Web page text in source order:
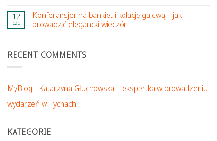
12
cze
Konferansjer na bankiet i kolację galową – jak
prowadzić elegancki wieczór
RECENT COMMENTS
MyBlog - Katarzyna Głuchowska – ekspertka w prowadzeniu
wydarzeń w Tychach
KATEGORIE